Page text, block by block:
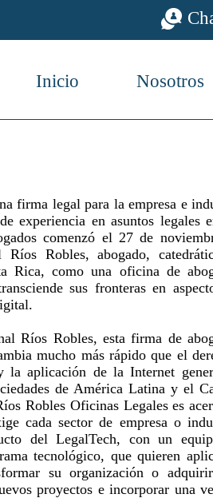
Inicio Nosotros
firma legal para la empresa e
experiencia en asuntos legales
comenzó el 27 de
Robles, abogado,
Rica, como una oficina de
sus fronteras en
Ríos Robles, esta firma de
mucho más rápido que el
la aplicación de la Internet
de América Latina y el
Robles Oficinas Legales es
cada sector de empresa o
del LegalTech, con un
tecnológico, que quieren
su organización o
proyectos e incorporar una